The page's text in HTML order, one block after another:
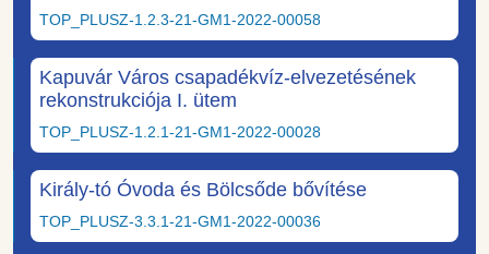
TOP_PLUSZ-1.2.3-21-GM1-2022-00058
Kapuvár Város csapadékvíz-elvezetésének
rekonstrukciója I. ütem
TOP_PLUSZ-1.2.1-21-GM1-2022-00028
Király-tó Óvoda és Bölcsőde bővítése
TOP_PLUSZ-3.3.1-21-GM1-2022-00036